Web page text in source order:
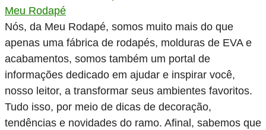
Meu Rodapé
Nós, da Meu Rodapé, somos muito mais do que
apenas uma fábrica de rodapés, molduras de EVA e
acabamentos, somos também um portal de
informações dedicado em ajudar e inspirar você,
nosso leitor, a transformar seus ambientes favoritos.
Tudo isso, por meio de dicas de decoração,
tendências e novidades do ramo. Afinal, sabemos que